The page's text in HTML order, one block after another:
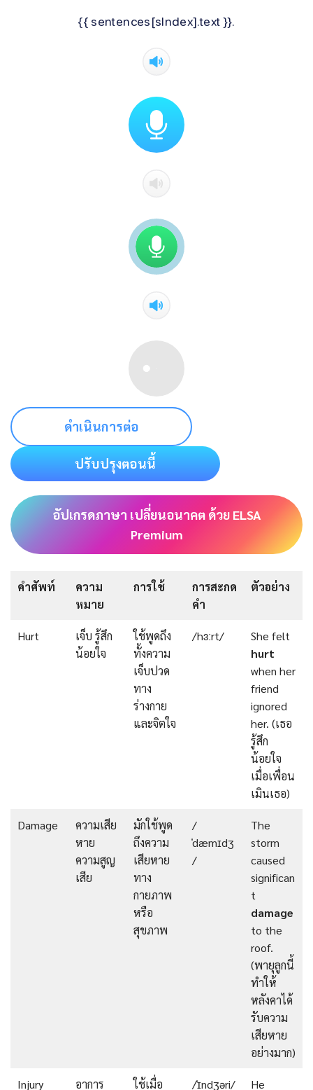
{{ sentences[sIndex].text }}.
ดำเนินการต่อ
ปรับปรุงตอนนี้
อัปเกรดภาษา เปลี่ยนอนาคต ด้วย ELSA
Premium
คำศัพท์
ความ
หมาย
การใช้
การสะกด
คำ
ตัวอย่าง
Hurt
เจ็บ รู้สึก
น้อยใจ
ใช้พูดถึง
ทั้งความ
เจ็บปวด
ทาง
ร่างกาย
และจิตใจ
/hɜːrt/
She felt
hurt
when her
friend
ignored
her. (เธอ
รู้สึก
น้อยใจ
เมื่อเพื่อน
เมินเธอ)
Damage
ความเสีย
หาย
ความสูญ
เสีย
มักใช้พูด
ถึงความ
เสียหาย
ทาง
กายภาพ
หรือ
สุขภาพ
/
ˈdæmɪdʒ
/
The
storm
caused
significan
t
damage
to the
roof.
(พายุลูกนี้
ทำให้
หลังคาได้
รับความ
เสียหาย
อย่างมาก)
Injury อาการ ใช้เมื่อ /ˈɪndʒəri/ He